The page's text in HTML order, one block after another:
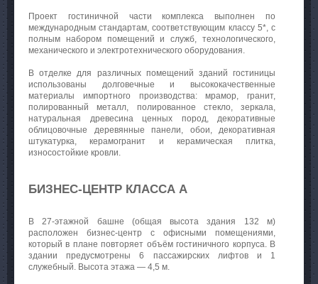
Проект гостиничной части комплекса выполнен по
международным стандартам, соответствующим классу 5*, с
полным набором помещений и служб, технологического,
механического и электротехнического оборудования.
В отделке для различных помещений зданий гостиницы
использованы долговечные и высококачественные
материалы импортного производства: мрамор, гранит,
полированный металл, полированное стекло, зеркала,
натуральная древесина ценных пород, декоративные
облицовочные деревянные панели, обои, декоративная
штукатурка, керамогранит и керамическая плитка,
износостойкие кровли.
БИЗНЕС-ЦЕНТР КЛАССА А
В 27-этажной башне (общая высота здания 132 м)
расположен бизнес-центр с офисными помещениями,
который в плане повторяет объём гостиничного корпуса. В
здании предусмотрены 6 пассажирских лифтов и 1
служебный. Высота этажа — 4,5 м.